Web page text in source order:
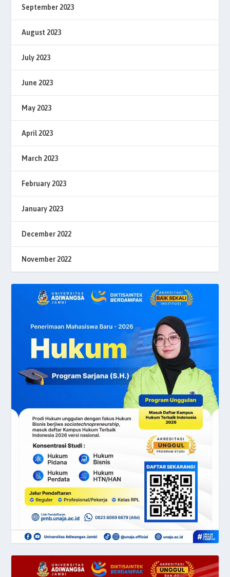
September 2023
August 2023
July 2023
June 2023
May 2023
April 2023
March 2023
February 2023
January 2023
December 2022
November 2022